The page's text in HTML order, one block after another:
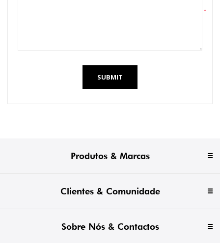
*
SUBMIT
Produtos & Marcas
Clientes & Comunidade
Sobre Nós & Contactos